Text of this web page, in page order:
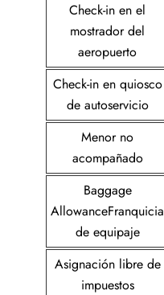
Check-in en el
mostrador del
aeropuerto
Check-in en quiosco
de autoservicio
Menor no
acompañado
Baggage
AllowanceFranquicia
de equipaje
Asignación libre de
impuestos